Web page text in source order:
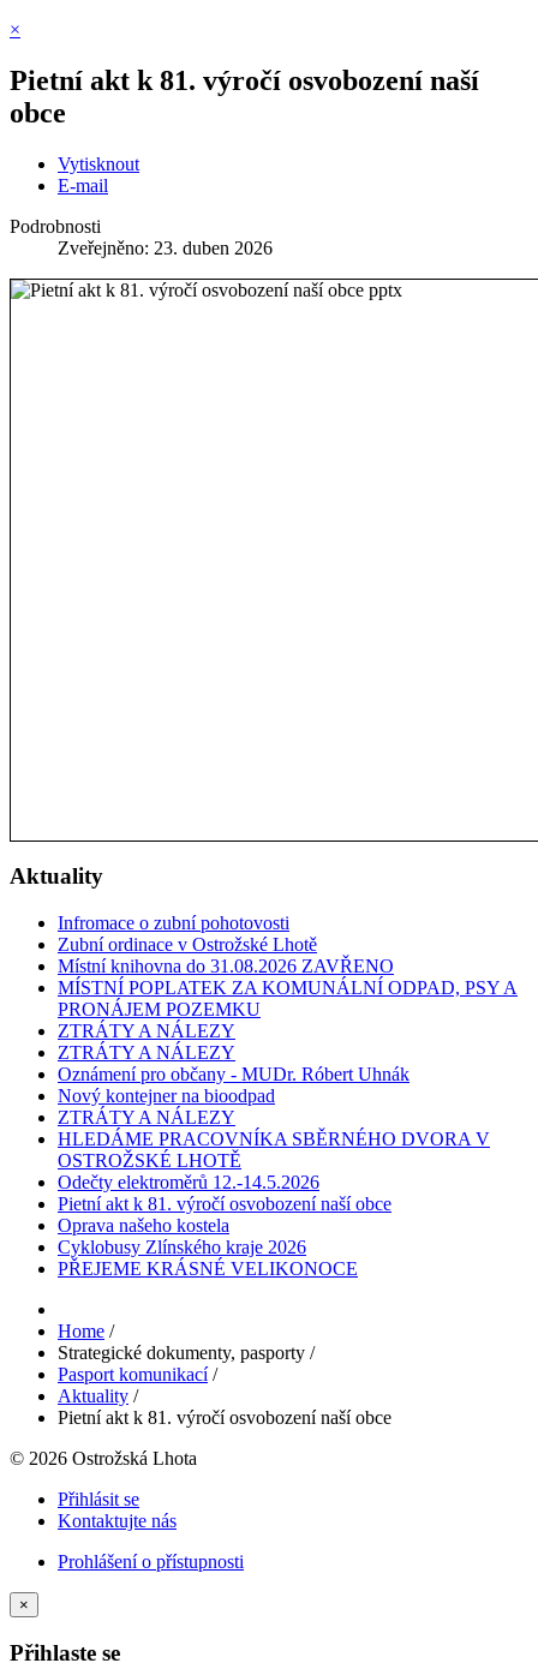
×
Pietní akt k 81. výročí osvobození naší
obce
Vytisknout
E-mail
Podrobnosti
Zveřejněno: 23. duben 2026
Aktuality
Infromace o zubní pohotovosti
Zubní ordinace v Ostrožské Lhotě
Místní knihovna do 31.08.2026 ZAVŘENO
MÍSTNÍ POPLATEK ZA KOMUNÁLNÍ ODPAD, PSY A
PRONÁJEM POZEMKU
ZTRÁTY A NÁLEZY
ZTRÁTY A NÁLEZY
Oznámení pro občany - MUDr. Róbert Uhnák
Nový kontejner na bioodpad
ZTRÁTY A NÁLEZY
HLEDÁME PRACOVNÍKA SBĚRNÉHO DVORA V
OSTROŽSKÉ LHOTĚ
Odečty elektroměrů 12.-14.5.2026
Pietní akt k 81. výročí osvobození naší obce
Oprava našeho kostela
Cyklobusy Zlínského kraje 2026
PŘEJEME KRÁSNÉ VELIKONOCE
Home /
Strategické dokumenty, pasporty /
Pasport komunikací /
Aktuality /
Pietní akt k 81. výročí osvobození naší obce
© 2026 Ostrožská Lhota
Přihlásit se
Kontaktujte nás
Prohlášení o přístupnosti
×
Přihlaste se